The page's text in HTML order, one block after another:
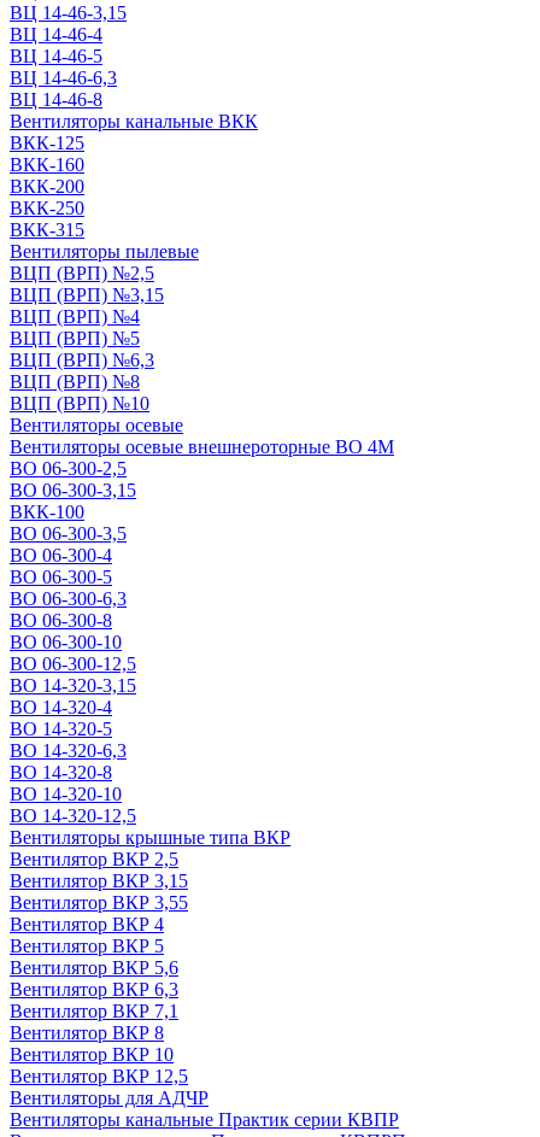
ВЦ 14-46-3,15
ВЦ 14-46-4
ВЦ 14-46-5
ВЦ 14-46-6,3
ВЦ 14-46-8
Вентиляторы канальные ВКК
ВКК-125
ВКК-160
ВКК-200
ВКК-250
ВКК-315
Вентиляторы пылевые
ВЦП (ВРП) №2,5
ВЦП (ВРП) №3,15
ВЦП (ВРП) №4
ВЦП (ВРП) №5
ВЦП (ВРП) №6,3
ВЦП (ВРП) №8
ВЦП (ВРП) №10
Вентиляторы осевые
Вентиляторы осевые внешнероторные ВО 4М
ВО 06-300-2,5
ВО 06-300-3,15
ВКК-100
ВО 06-300-3,5
ВО 06-300-4
ВО 06-300-5
ВО 06-300-6,3
ВО 06-300-8
ВО 06-300-10
ВО 06-300-12,5
ВО 14-320-3,15
ВО 14-320-4
ВО 14-320-5
ВО 14-320-6,3
ВО 14-320-8
ВО 14-320-10
ВО 14-320-12,5
Вентиляторы крышные типа ВКР
Вентилятор ВКР 2,5
Вентилятор ВКР 3,15
Вентилятор ВКР 3,55
Вентилятор ВКР 4
Вентилятор ВКР 5
Вентилятор ВКР 5,6
Вентилятор ВКР 6,3
Вентилятор ВКР 7,1
Вентилятор ВКР 8
Вентилятор ВКР 10
Вентилятор ВКР 12,5
Вентиляторы для АДЧР
Вентиляторы канальные Практик серии КВПР